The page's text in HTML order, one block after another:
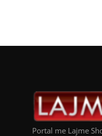
Portal me Lajme